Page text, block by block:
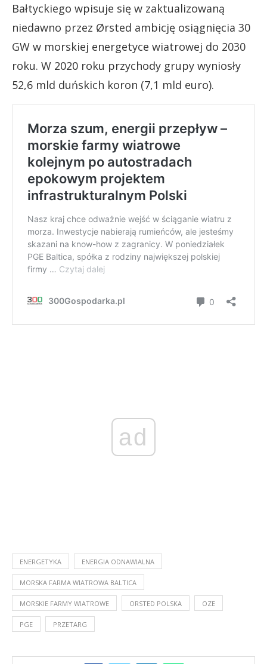
Bałtyckiego wpisuje się w zaktualizowaną
niedawno przez Ørsted ambicję osiągnięcia 30
GW w morskiej energetyce wiatrowej do 2030
roku. W 2020 roku przychody grupy wyniosły
52,6 mld duńskich koron (7,1 mld euro).
ad
ENERGETYKA ENERGIA ODNAWIALNA
MORSKA FARMA WIATROWA BALTICA
MORSKIE FARMY WIATROWE ORSTED POLSKA OZE
PGE PRZETARG